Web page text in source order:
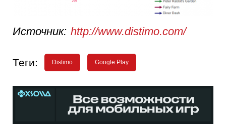
Источник: http://www.distimo.com/
Теги: Distimo Google Play